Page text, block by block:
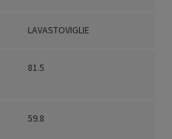
LAVASTOVIGLIE
81.5
59.8